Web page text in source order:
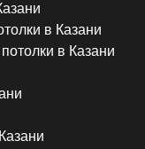
в Казани
в Казани